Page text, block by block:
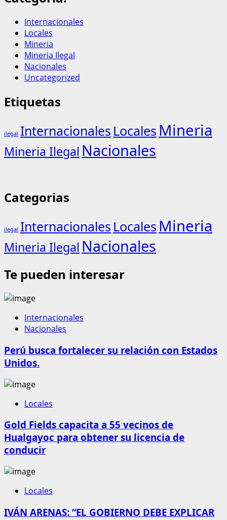
Internacionales
Locales
Mineria
Mineria Ilegal
Nacionales
Uncategorized
Etiquetas
ilegal Internacionales Locales Mineria
Mineria Ilegal Nacionales
Categorias
ilegal Internacionales Locales Mineria
Mineria Ilegal Nacionales
Te pueden interesar
Internacionales
Nacionales
Perú busca fortalecer su relación con Estados
Unidos.
Locales
Gold Fields capacita a 55 vecinos de
Hualgayoc para obtener su licencia de
conducir
Locales
IVÁN ARENAS: “EL GOBIERNO DEBE EXPLICAR